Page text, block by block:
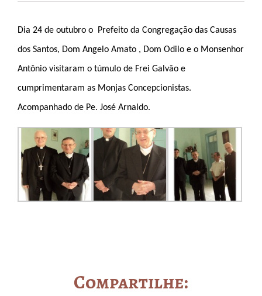
Dia 24 de outubro o Prefeito da Congregação das Causas
dos Santos, Dom Angelo Amato , Dom Odilo e o Monsenhor
Antônio visitaram o túmulo de Frei Galvão e
cumprimentaram as Monjas Concepcionistas.
Acompanhado de Pe. José Arnaldo.
Compartilhe: